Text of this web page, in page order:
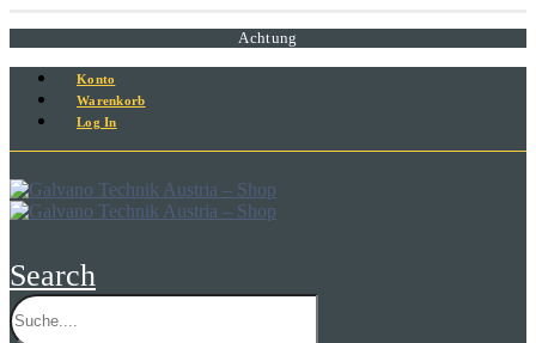
Achtung
Konto
Warenkorb
Log In
Search